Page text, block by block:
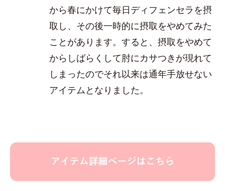
から春にかけて毎日ディフェンセラを摂
取し、その後一時的に摂取をやめてみた
ことがあります。すると、摂取をやめて
からしばらくして肘にカサつきが現れて
しまったのでそれ以来は通年手放せない
アイテムとなりました。